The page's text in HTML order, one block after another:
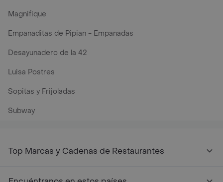
Magnifique
Empanaditas de Pipian - Empanadas
Desayunadero de la 42
Luisa Postres
Sopitas y Frijoladas
Subway
Top Marcas y Cadenas de Restaurantes